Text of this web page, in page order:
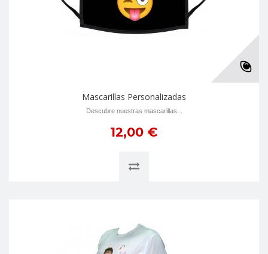
Mascarillas Personalizadas
Descubre nuestras mascarillas...
12,00 €